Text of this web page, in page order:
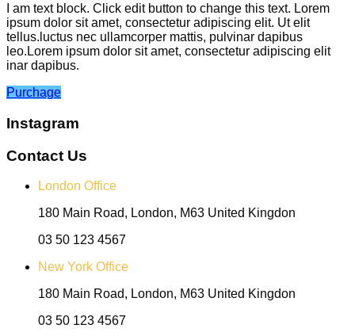
I am text block. Click edit button to change this text. Lorem
ipsum dolor sit amet, consectetur adipiscing elit. Ut elit
tellus.luctus nec ullamcorper mattis, pulvinar dapibus
leo.Lorem ipsum dolor sit amet, consectetur adipiscing elit
inar dapibus.
Purchage
Instagram
Contact Us
London Office
180 Main Road, London, M63 United Kingdon
03 50 123 4567
New York Office
180 Main Road, London, M63 United Kingdon
03 50 123 4567